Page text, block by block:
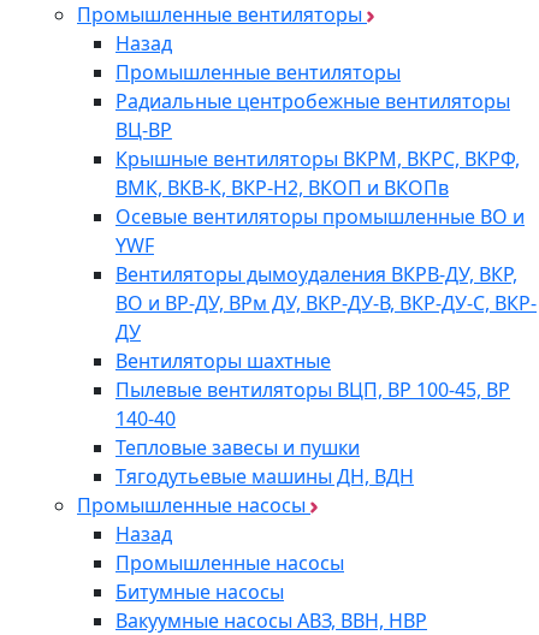
Промышленные вентиляторы
Назад
Промышленные вентиляторы
Радиальные центробежные вентиляторы
ВЦ-ВР
Крышные вентиляторы ВКРМ, ВКРС, ВКРФ,
ВМК, ВКВ-К, ВКР-Н2, ВКОП и ВКОПв
Осевые вентиляторы промышленные ВО и
YWF
Вентиляторы дымоудаления ВКРВ-ДУ, ВКР,
ВО и ВР-ДУ, ВРм ДУ, ВКР-ДУ-В, ВКР-ДУ-С, ВКР-
ДУ
Вентиляторы шахтные
Пылевые вентиляторы ВЦП, ВР 100-45, ВР
140-40
Тепловые завесы и пушки
Тягодутьевые машины ДН, ВДН
Промышленные насосы
Назад
Промышленные насосы
Битумные насосы
Вакуумные насосы АВЗ, ВВН, НВР